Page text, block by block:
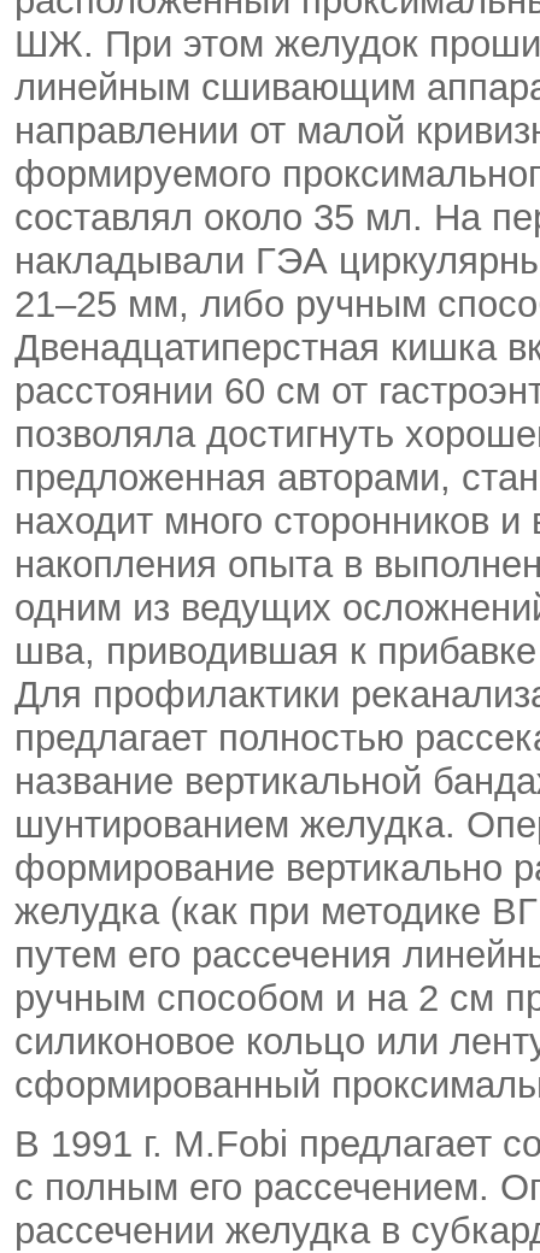
ШЖ. При этом желудок
линейным сшивающим
направлении от малой
формируемого
составлял около 35 мл. На
накладывали ГЭА
21–25 мм, либо ручным
Двенадцатиперстная кишка
расстоянии 60 см от
позволяла достигнуть
предложенная авторами,
находит много сторонников
накопления опыта в
одним из ведущих
шва, приводившая к
Для профилактики
предлагает полностью
название вертикальной
шунтированием желудка.
формирование вертикально
желудка (как при методике
путем его рассечения
ручным способом и на 2 см
силиконовое кольцо или
сформированный
В 1991 г. M.Fobi предлагает
с полным его рассечением.
рассечении желудка в